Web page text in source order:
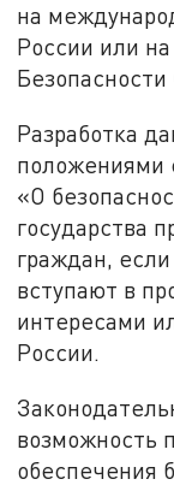
на
России или
Разработка
положениями
«О
государства
граждан,
вступают в
интересами
России.
возможность
обеспечения